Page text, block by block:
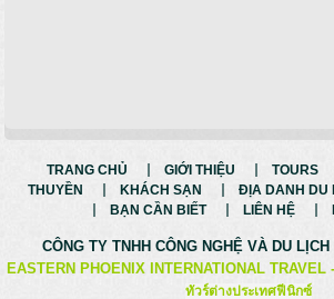
TRANG CHỦ GIỚI THIỆU TOURS
THUYỀN
KHÁCH SẠN ĐỊA DANH DU
BẠN CẦN BIẾT
LIÊN HỆ
CÔNG TY TNHH CÔNG NGHỆ VÀ DU
EASTERN PHOENIX INTERNATIONAL TRAVEL -
ทัวร์ต่างประเทศฟีนิกซ์